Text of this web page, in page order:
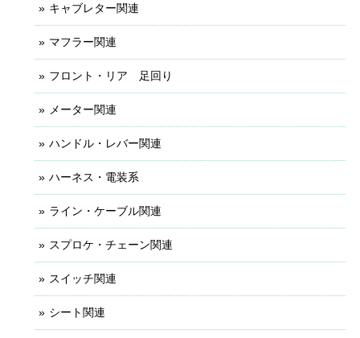
キャブレター関連
マフラー関連
フロント・リア 足回り
メーター関連
ハンドル・レバー関連
ハーネス・電装系
ライン・ケーブル関連
スプロケ・チェーン関連
スイッチ関連
シート関連